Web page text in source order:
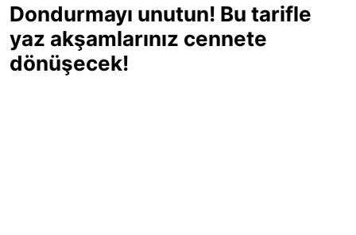
Dondurmayı unutun! Bu tarifle
yaz akşamlarınız cennete
dönüşecek!